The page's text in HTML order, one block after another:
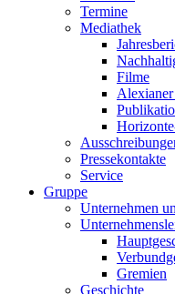
Termine
Mediathek
Filme
Pressekontakte
Service
Gruppe
Unternehmen
Gremien
Geschichte